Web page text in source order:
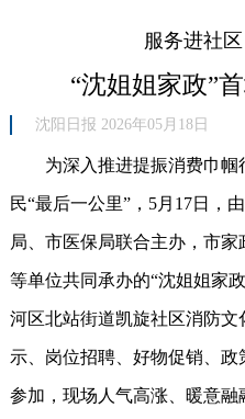
服务进社
“沈姐姐家政”
沈阳日报 2026年05月18日
为深入推进提振消费巾帼
民“最后一公里”，5月17日，
局、市医保局联合主办，市
等单位共同承办的“沈姐姐家
河区北站街道凯旋社区消防
示、岗位招聘、好物促销、
参加，现场人气高涨、暖意融